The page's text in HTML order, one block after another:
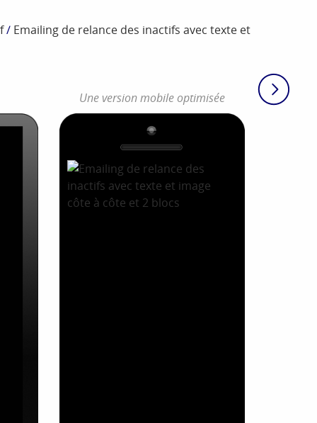
/ Emailing de relance des inactifs avec texte et
Une version mobile optimisée